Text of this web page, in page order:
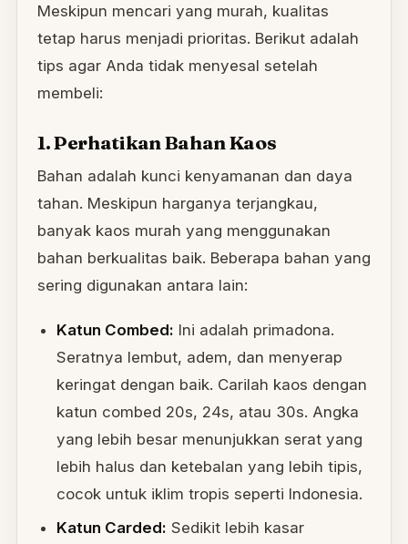
Meskipun mencari yang murah, kualitas
tetap harus menjadi prioritas. Berikut adalah
tips agar Anda tidak menyesal setelah
membeli:
1. Perhatikan Bahan Kaos
Bahan adalah kunci kenyamanan dan daya
tahan. Meskipun harganya terjangkau,
banyak kaos murah yang menggunakan
bahan berkualitas baik. Beberapa bahan yang
sering digunakan antara lain:
Katun Combed: Ini adalah primadona.
Seratnya lembut, adem, dan menyerap
keringat dengan baik. Carilah kaos dengan
katun combed 20s, 24s, atau 30s. Angka
yang lebih besar menunjukkan serat yang
lebih halus dan ketebalan yang lebih tipis,
cocok untuk iklim tropis seperti Indonesia.
Katun Carded: Sedikit lebih kasar